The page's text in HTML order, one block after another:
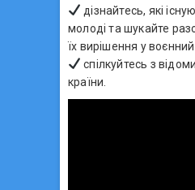
дізнайтесь, які
молоді та шукайте
їх вирішення у
спілкуйтесь з
країни.